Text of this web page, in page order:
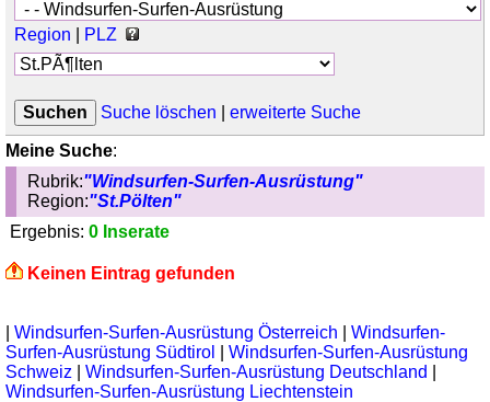
Region PLZ
Suche löschen erweiterte Suche
Meine Suche:
Rubrik:"Windsurfen-Surfen-Ausrüstung"
Region:"St.Pölten"
Ergebnis: 0 Inserate
Keinen Eintrag gefunden
Windsurfen-Surfen-Ausrüstung Österreich
Windsurfen-
Surfen-Ausrüstung Südtirol
Windsurfen-Surfen-Ausrüstung
Schweiz
Windsurfen-Surfen-Ausrüstung Deutschland
Windsurfen-Surfen-Ausrüstung Liechtenstein